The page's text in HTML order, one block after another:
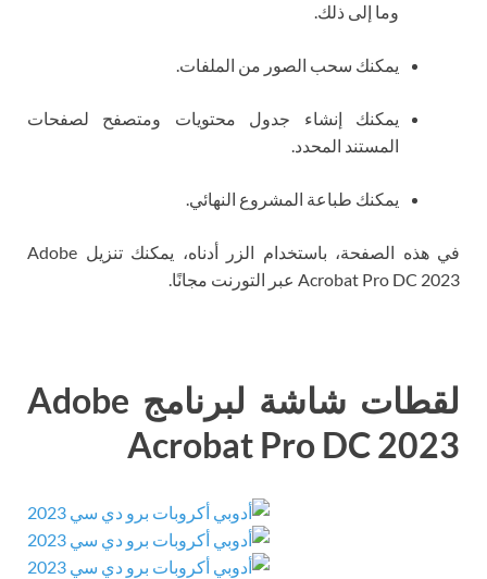
وما إلى ذلك.
يمكنك سحب الصور من الملفات.
يمكنك إنشاء جدول محتويات ومتصفح لصفحات
المستند المحدد.
يمكنك طباعة المشروع النهائي.
في هذه الصفحة، باستخدام الزر أدناه، يمكنك تنزيل Adobe
Acrobat Pro DC 2023 عبر التورنت مجانًا.
لقطات شاشة لبرنامج Adobe
Acrobat Pro DC 2023